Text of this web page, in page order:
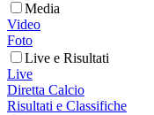
Media
Video
Foto
Live e Risultati
Live
Diretta Calcio
Risultati e Classifiche